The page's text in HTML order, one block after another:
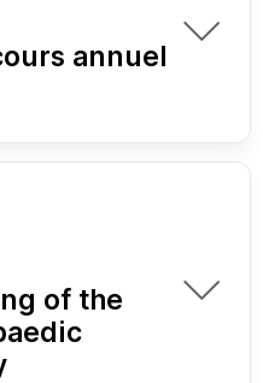
annuel
of the